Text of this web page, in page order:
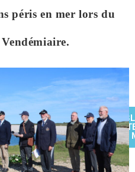
péris en mer lors du